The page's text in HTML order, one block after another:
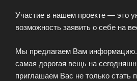
Участие в нашем проекте — это
возможность заявить о себе на
Мы предлагаем Вам информацию.
самая дорогая вещь на
приглашаем Вас не только стать